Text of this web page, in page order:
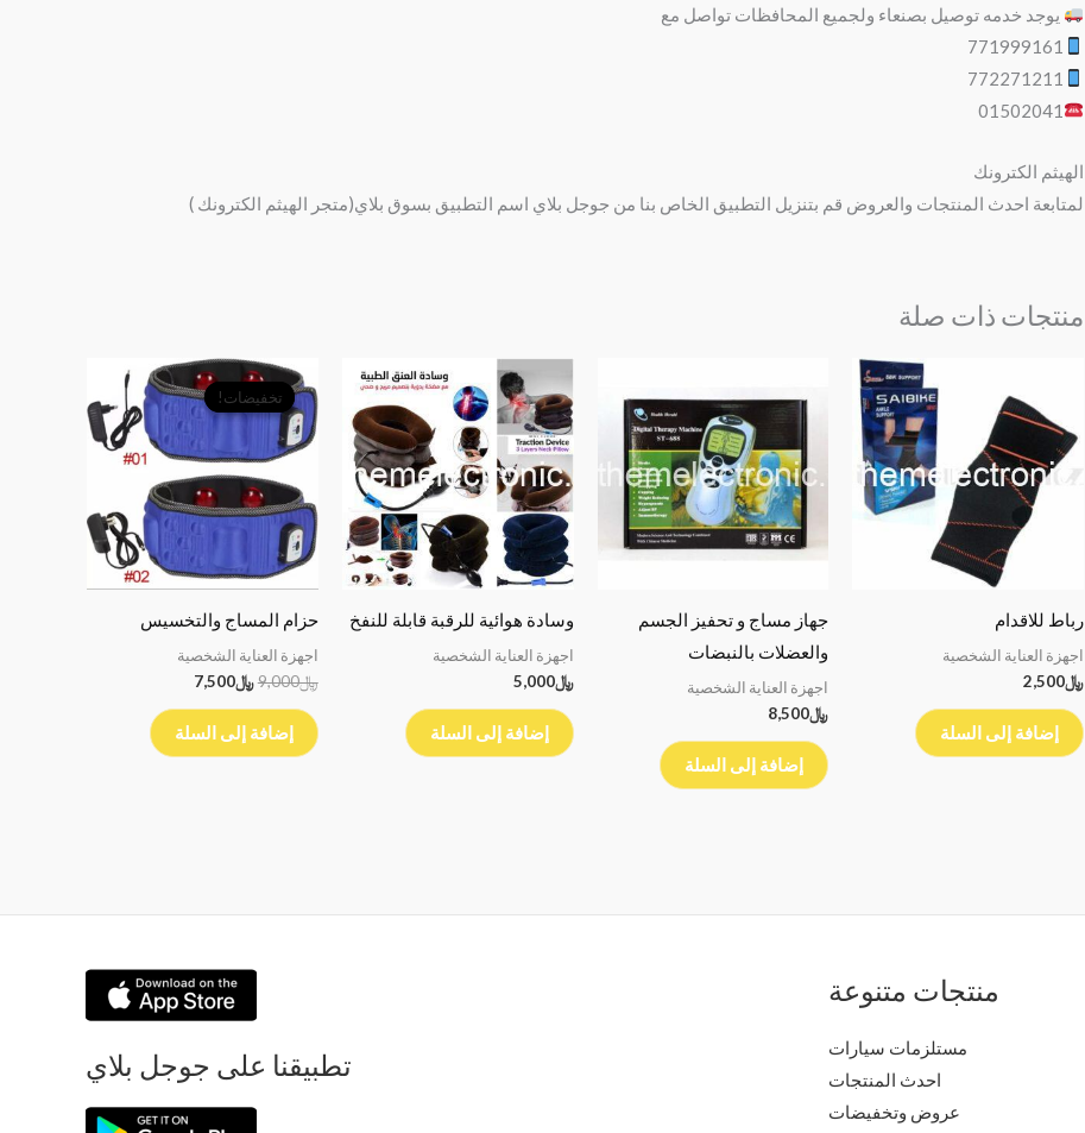
يوجد خدمه توصيل بصنعاء ولجميع المحافظات تواصل مع
771999161
772271211
01502041
الهيثم الكترونك
لمتابعة احدث المنتجات والعروض قم بتنزيل التطبيق الخاص بنا من جوجل بلاي اسم التطبيق بسوق بلاي(متجر الهيثم الكترونك )
منتجات ذات صلة
رباط للاقدام
اجهزة العناية الشخصية
﷼2,500
إضافة إلى السلة
جهاز مساج و تحفيز الجسم
والعضلات بالنبضات
اجهزة العناية الشخصية
﷼8,500
إضافة إلى السلة
وسادة هوائية للرقبة قابلة للنفخ
اجهزة العناية الشخصية
﷼5,000
إضافة إلى السلة
تخفيضات!
تخفيضات!
حزام المساج والتخسيس
اجهزة العناية الشخصية
﷼9,000
السعر
الأصلي
هو:
﷼7,500
السعر
الحالي
هو:
﷼7,500.
إضافة إلى السلة
منتجات متنوعة
مستلزمات سيارات
احدث المنتجات
عروض وتخفيضات
تطبيقنا على جوجل بلاي